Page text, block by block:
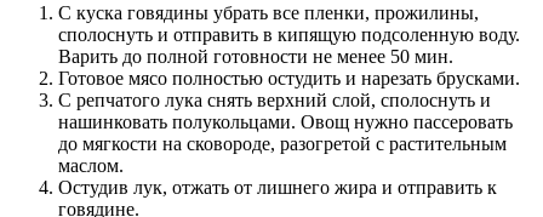
С куска говядины убрать все пленки, прожилины,
сполоснуть и отправить в кипящую подсоленную воду.
Варить до полной готовности не менее 50 мин.
Готовое мясо полностью остудить и нарезать брусками.
С репчатого лука снять верхний слой, сполоснуть и
нашинковать полукольцами. Овощ нужно пассеровать
до мягкости на сковороде, разогретой с растительным
маслом.
Остудив лук, отжать от лишнего жира и отправить к
говядине.